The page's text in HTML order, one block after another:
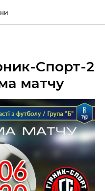
Спорт-2
матчу